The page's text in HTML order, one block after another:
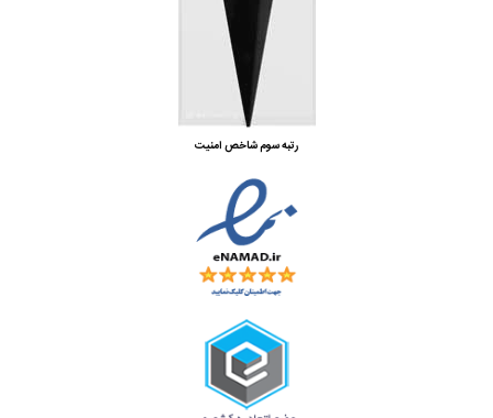
رتبه سوم شاخص امنیت